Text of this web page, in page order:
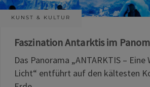
KUNST & KULTUR
Faszination Antarktis im
Das Panorama „ANTARKTIS – Eine
Licht“ entführt auf den kältesten